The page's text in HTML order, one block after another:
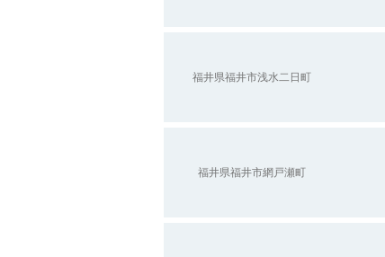
福井県福井市浅水二日町
福井県福井市網戸瀬町